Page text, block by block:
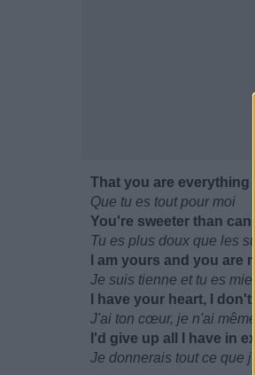
That you are everything
Que tu es tout pour moi
You're sweeter than
Tu es plus doux que les
I am yours and you are
Je suis tienne et tu es mien
I have your heart, I
J'ai ton cœur, je n'ai
I'd give up all I have in
Je donnerais tout ce que